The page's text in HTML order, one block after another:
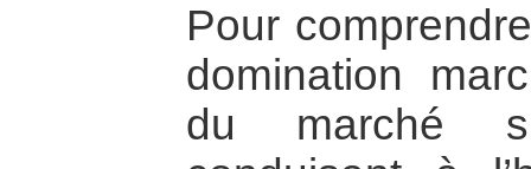
Pour
domination
du marché